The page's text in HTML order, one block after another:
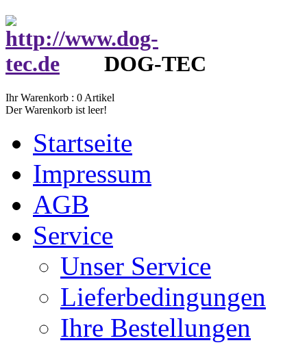
DOG-TEC
Ihr Warenkorb : 0 Artikel
Der Warenkorb ist leer!
Startseite
Impressum
AGB
Service
Unser Service
Lieferbedingungen
Ihre Bestellungen